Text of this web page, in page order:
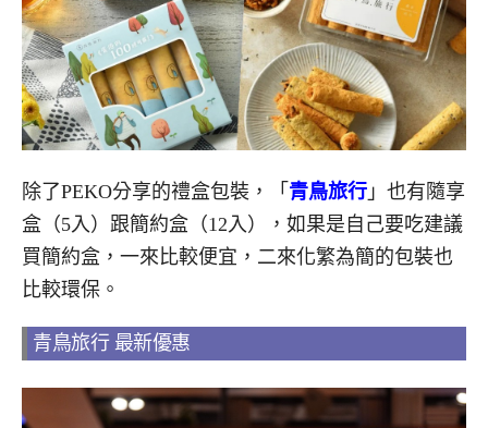
除了PEKO分享的禮盒包裝，「 青鳥旅行 」也有隨享
盒（5入）跟簡約盒（12入），如果是自己要吃建議
買簡約盒，一來比較便宜，二來化繁為簡的包裝也
比較環保。
青鳥旅行 最新優惠